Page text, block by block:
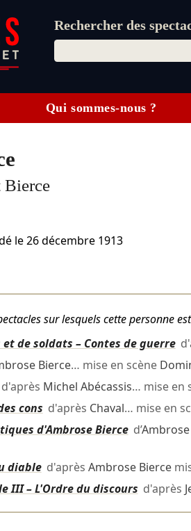
Rechercher des
Qui sommes-nous ?
Bierce
le26 décembre 1913
sur lesquels cette personne
de soldats – Contes de guerre
Bierce… mise en scène
Michel Abécassis… mise en
cons d'après Chaval… mise en
d'Ambrose Bierced’
diabled'après Ambrose Bierce
III – L'Ordre du discours d'après